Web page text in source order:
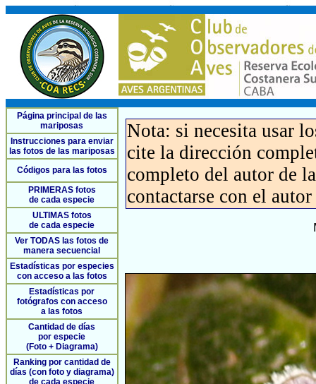
Página principal de las
mariposas
Instrucciones para enviar
las fotos de las mariposas
Códigos para las fotos
PRIMERAS fotos
de cada especie
ULTIMAS fotos
de cada especie
Ver TODAS las fotos de
manera secuencial
Estadísticas por especies
con acceso a las fotos
Estadísticas por
fotógrafos con acceso
a las fotos
Cantidad de días
por especie
(Foto + Diagrama)
Ranking por cantidad de
días (con foto y diagrama)
de cada especie
Nota: si necesita usar
cite la dirección
completo del autor de
contactarse con el